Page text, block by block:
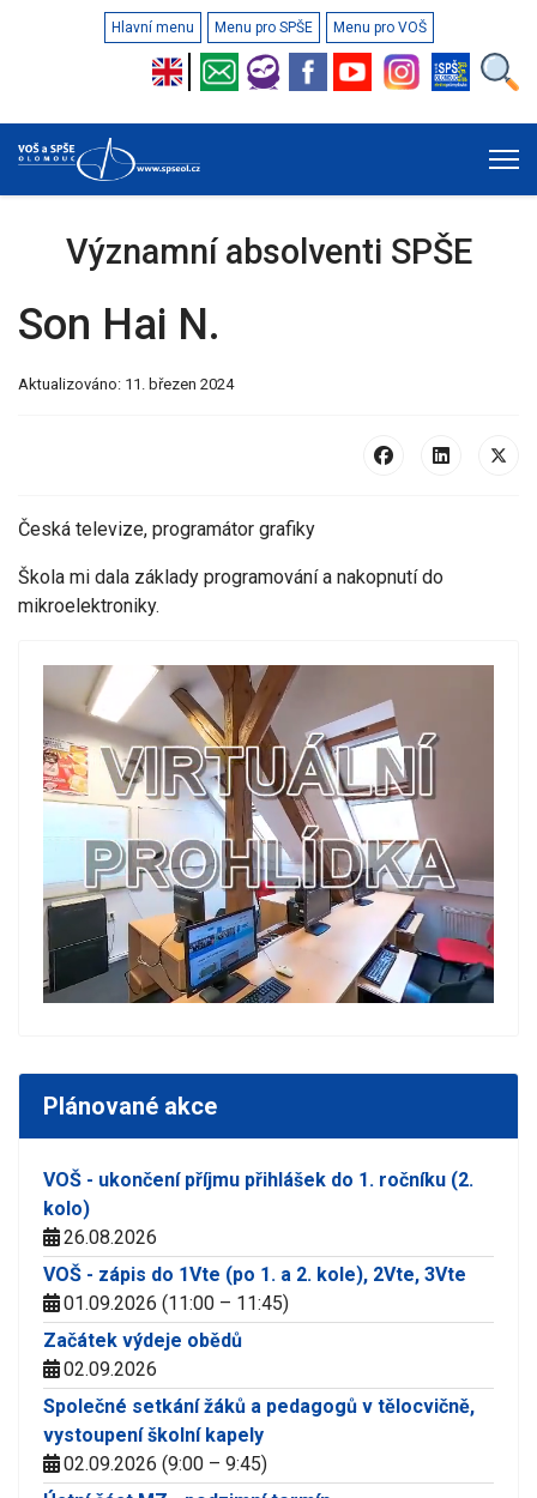
Hlavní menu Menu pro SPŠE Menu pro VOŠ
Významní absolventi SPŠE
Son Hai N.
Aktualizováno: 11. březen 2024
Česká televize, programátor grafiky
Škola mi dala základy programování a nakopnutí do
mikroelektroniky.
Plánované akce
VOŠ - ukončení příjmu přihlášek do 1. ročníku (2.
kolo)
26.08.2026
VOŠ - zápis do 1Vte (po 1. a 2. kole), 2Vte, 3Vte
01.09.2026 (11:00 – 11:45)
Začátek výdeje obědů
02.09.2026
Společné setkání žáků a pedagogů v tělocvičně,
vystoupení školní kapely
02.09.2026 (9:00 – 9:45)